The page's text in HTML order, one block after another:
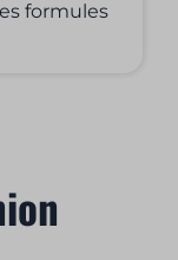
formules